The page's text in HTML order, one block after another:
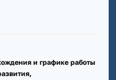
и графике работы